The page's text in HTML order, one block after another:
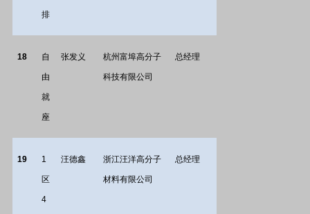
排
18 自
由
就
座
张发义 杭州富埠高分子
科技有限公司
总经理
19 1
区
4
汪德鑫 浙江汪洋高分子
材料有限公司
总经理